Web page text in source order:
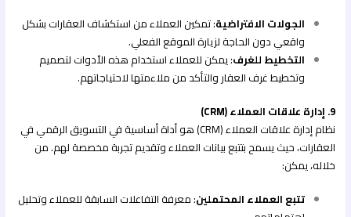
الجولات الافتراضية: تمكين العملاء من استكشاف العقارات بشكل
واقعي دون الحاجة لزيارة الموقع الفعلي.
التخطيط للغرف: يمكن للعملاء استخدام هذه الأدوات لتصميم
وتخطيط غرف العقار والتأكد من ملاءمتها لاحتياجاتهم.
9. إدارة علاقات العملاء (CRM)
نظام إدارة علاقات العملاء (CRM) هو أداة أساسية في التسويق الرقمي في
العقارات، حيث يسمح بتتبع بيانات العملاء وتقديم تجربة مخصصة لهم. من
خلاله، يمكن:
تتبع العملاء المحتملين: معرفة التفاعلات السابقة للعملاء وتحليل